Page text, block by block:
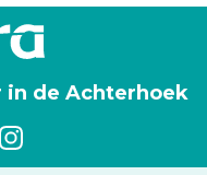
in de Achterhoek